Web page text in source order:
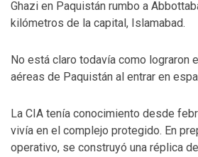
Ghazi en Paquistán rumbo a
kilómetros de la capital, Islamabad.
No está claro todavía como lograron
aéreas de Paquistán al entrar en
La CIA tenía conocimiento desde
vivía en el complejo protegido. En
operativo, se construyó una réplica